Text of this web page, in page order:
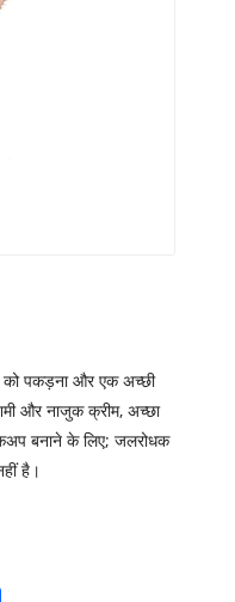
पकड़ना और एक अच्छी
और नाजुक क्रीम, अच्छा
बनाने के लिए; जलरोधक
है।
Share